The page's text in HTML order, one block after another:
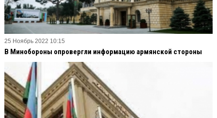
25 Ноябрь 2022 10:15
В Минобороны опровергли информацию армянской стороны